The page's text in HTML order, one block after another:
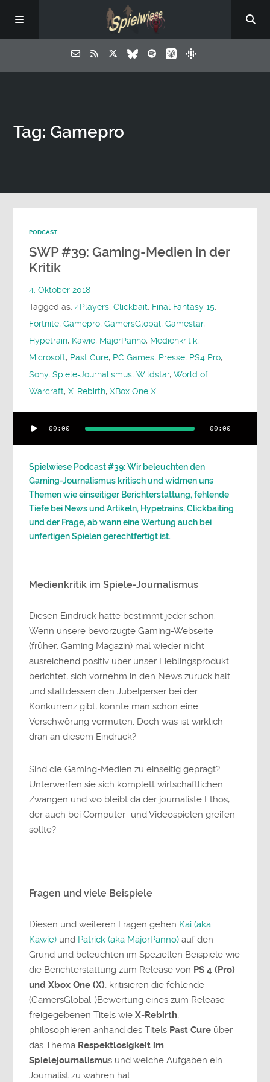
Tag: Gamepro
PODCAST
SWP #39: Gaming-Medien in der
Kritik
4. Oktober 2018
Tagged as:4Players,Clickbait, Final Fantasy 15,
Fortnite,Gamepro,GamersGlobal,Gamestar,
Hypetrain, Kawie, MajorPanno, Medienkritik,
Microsoft, Past Cure, PC Games, Presse, PS4 Pro,
Sony,Spiele-Journalismus,Wildstar,World of
Warcraft,X-Rebirth,XBox One X
Player
00:00 00:00
Spielwiese Podcast #39: Wir beleuchten den
Gaming-Journalismus kritisch und widmen uns
Themen wie einseitiger Berichterstattung, fehlende
Tiefe bei News und Artikeln, Hypetrains, Clickbaiting
und der Frage, ab wann eine Wertung auch bei
unfertigen Spielen gerechtfertigt ist.
Medienkritik im Spiele-Journalismus
Diesen Eindruck hatte bestimmt jeder schon:
Wenn unsere bevorzugte Gaming-Webseite
(früher: Gaming Magazin) mal wieder nicht
ausreichend positiv über unser Lieblingsprodukt
berichtet, sich vornehm in den News zurück hält
und stattdessen den Jubelperser bei der
Konkurrenz gibt, könnte man schon eine
Verschwörung vermuten. Doch was ist wirklich
dran an diesem Eindruck?
Sind die Gaming-Medien zu einseitig geprägt?
Unterwerfen sie sich komplett wirtschaftlichen
Zwängen und wo bleibt da der journaliste Ethos,
der auch bei Computer- und Videospielen greifen
sollte?
Fragen und viele Beispiele
Diesen und weiteren Fragen gehen Kai (aka
Kawie) und Patrick (aka MajorPanno) auf den
Grund und beleuchten im Speziellen Beispiele wie
die Berichterstattung zum Release von PS 4 (Pro)
und Xbox One (X), kritisieren die fehlende
(GamersGlobal-)Bewertung eines zum Release
freigegebenen Titels wieX-Rebirth,
philosophieren anhand des Titels Past Cure über
das Thema Respektlosigkeit im
Spielejournalismus und welche Aufgaben ein
Journalist zu wahren hat.